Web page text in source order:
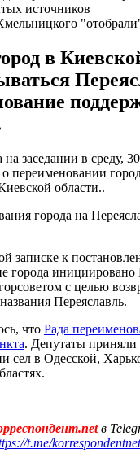
источников
в
заседании в среду,
переименовании
области..
города на
записке к
города инициировано
с целью
Переяславль.
что Рада
. Депутаты приняли
сел в Одесской,
в
t.me/korrespondentnet